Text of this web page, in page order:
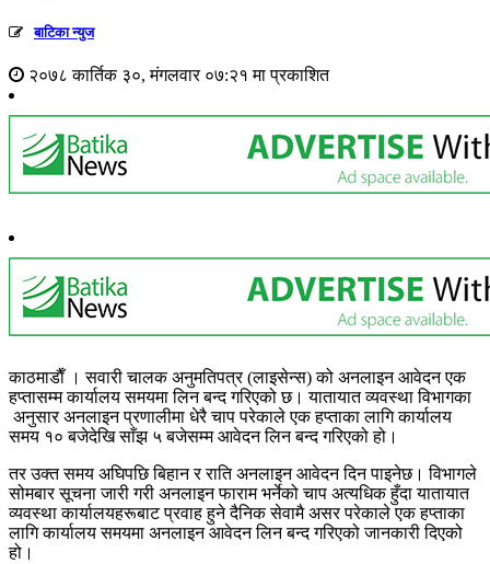
बाटिका न्युज
२०७८ कार्तिक ३०, मंगलवार ०७:२१ मा प्रकाशित
काठमाडाैँ । सवारी चालक अनुमतिपत्र (लाइसेन्स) को अनलाइन आवेदन एक
हप्तासम्म कार्यालय समयमा लिन बन्द गरिएको छ। यातायात व्यवस्था विभागका
अनुसार अनलाइन प्रणालीमा धेरै चाप परेकाले एक हप्ताका लागि कार्यालय
समय १० बजेदेखि साँझ ५ बजेसम्म आवेदन लिन बन्द गरिएको हो।
तर उक्त समय अघिपछि बिहान र राति अनलाइन आवेदन दिन पाइनेछ। विभागले
सोमबार सूचना जारी गरी अनलाइन फाराम भर्नेको चाप अत्यधिक हुँदा यातायात
व्यवस्था कार्यालयहरूबाट प्रवाह हुने दैनिक सेवामै असर परेकाले एक हप्ताका
लागि कार्यालय समयमा अनलाइन आवेदन लिन बन्द गरिएको जानकारी दिएको
हो।